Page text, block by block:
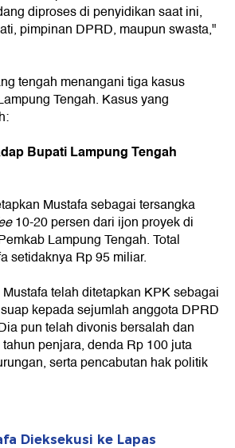
diproses di penyidikan saat ini,
pimpinan DPRD, maupun swasta,"
tengah menangani tiga kasus
Tengah. Kasus yang
Bupati Lampung Tengah
Mustafa sebagai tersangka
10-20 persen dari ijon proyek di
Lampung Tengah. Total
setidaknya Rp 95 miliar.
telah ditetapkan KPK sebagai
kepada sejumlah anggota DPRD
pun telah divonis bersalah dan
penjara, denda Rp 100 juta
serta pencabutan hak politik
Dieksekusi ke Lapas